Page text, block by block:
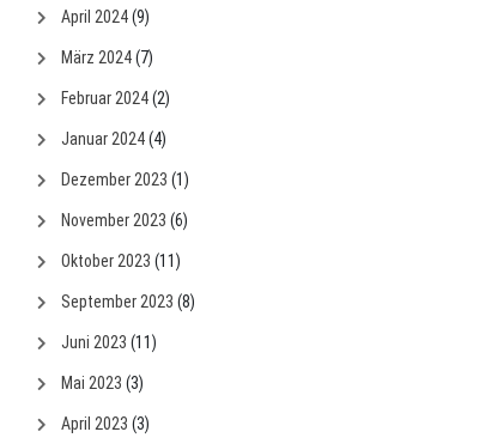
April 2024(9)
März 2024(7)
Februar 2024(2)
Januar 2024(4)
Dezember 2023 (1)
November 2023 (6)
Oktober 2023 (11)
September 2023 (8)
Juni 2023 (11)
Mai 2023 (3)
April 2023 (3)